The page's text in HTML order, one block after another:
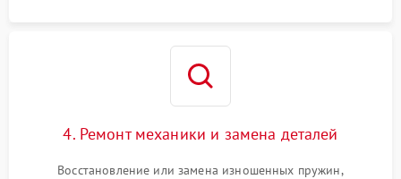
4. Ремонт механики и замена деталей
Восстановление или замена изношенных пружин,